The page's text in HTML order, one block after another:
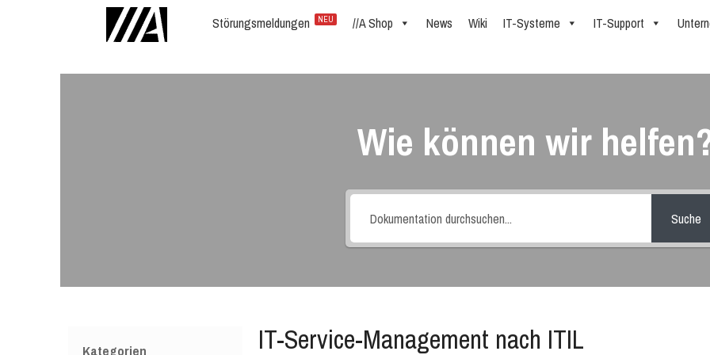
Störungsmeldungen NEU //A Shop News Wiki IT-Systeme IT-Support
Wie können wir
Suche
Kategorien IT-Service-Management nach ITIL